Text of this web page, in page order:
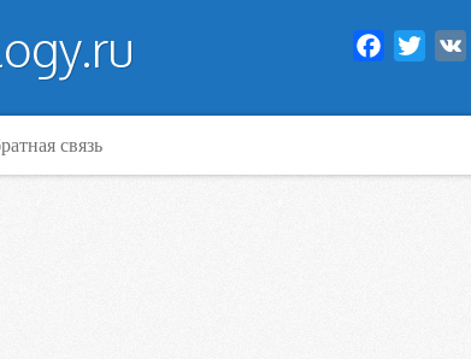
Facebook
Twitter
связь